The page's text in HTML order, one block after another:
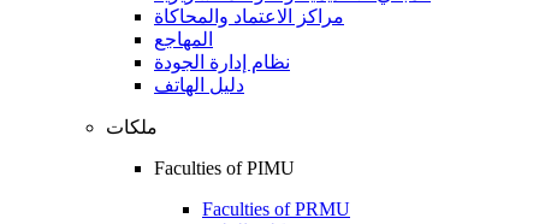
مراكز الاعتماد والمحاكاة
المهاجع
نظام إدارة الجودة
دليل الهاتف
ملكات
Faculties of PIMU
Faculties of PRMU